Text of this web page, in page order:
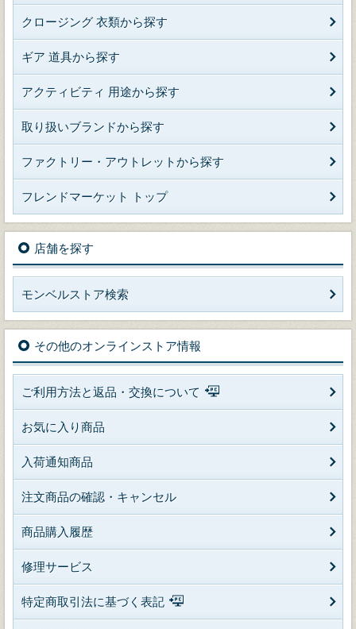
クロージング 衣類から探す
ギア 道具から探す
アクティビティ 用途から探す
取り扱いブランドから探す
ファクトリー・アウトレットから探す
フレンドマーケット トップ
店舗を探す
モンベルストア検索
その他のオンラインストア情報
ご利用方法と返品・交換について
お気に入り商品
入荷通知商品
注文商品の確認・キャンセル
商品購入履歴
修理サービス
特定商取引法に基づく表記